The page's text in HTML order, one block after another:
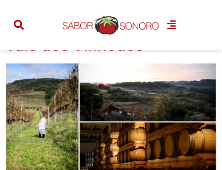
Categoria:vinho
Vale dos Vinhedos